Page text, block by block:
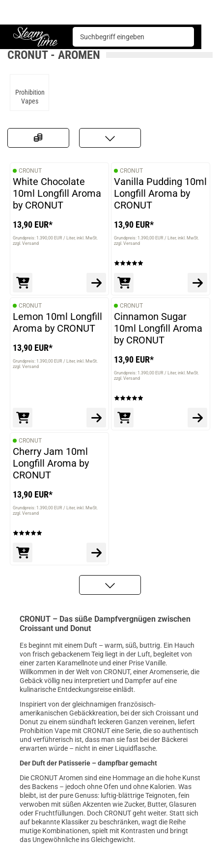
Steam time
Basen & Aromen Aromen Cronut
CRONUT - AROMEN
Prohibition
Vapes
CRONUT
White Chocolate
10ml Longfill Aroma
by CRONUT
13,90 EUR*
Grundpreis: 1.390,00 EUR / Liter inkl. MwSt.
zzgl. Versand
CRONUT
Vanilla Pudding 10ml
Longfill Aroma by
CRONUT
13,90 EUR*
Grundpreis: 1.390,00 EUR / Liter inkl. MwSt.
zzgl. Versand
CRONUT
Lemon 10ml Longfill
Aroma by CRONUT
13,90 EUR*
Grundpreis: 1.390,00 EUR / Liter inkl. MwSt.
zzgl. Versand
CRONUT
Cinnamon Sugar
10ml Longfill Aroma
by CRONUT
13,90 EUR*
Grundpreis: 1.390,00 EUR / Liter inkl. MwSt.
zzgl. Versand
CRONUT
Cherry Jam 10ml
Longfill Aroma by
CRONUT
13,90 EUR*
Grundpreis: 1.390,00 EUR / Liter inkl. MwSt.
zzgl. Versand
CRONUT – Das süße Dampfvergnügen zwischen
Croissant und Donut
Es beginnt mit einem Duft – warm, süß, buttrig. Ein Hauch
von frisch gebackenem Teig liegt in der Luft, begleitet von
einer zarten Karamellnote und einer Prise Vanille.
Willkommen in der Welt von CRONUT, einer Aromenserie, die
Gebäck völlig neu interpretiert und Dampfer auf eine
kulinarische Entdeckungsreise einlädt.
Inspiriert von der gleichnamigen französisch-
amerikanischen Gebäckkreation, bei der sich Croissant und
Donut zu einem sündhaft leckeren Ganzen vereinen, liefert
Prohibition Vape mit CRONUT eine Serie, die so authentisch
und verführerisch ist, dass man sie fast bei der Bäckerei
erwarten würde – nicht in einer Liquidflasche.
Der Duft der Patisserie – dampfbar gemacht
Die CRONUT Aromen sind eine Hommage an die hohe Kunst
des Backens – jedoch ohne Ofen und ohne Kalorien. Was
bleibt, ist der pure Genuss: luftig-blättrige Teignoten, fein
verwoben mit süßen Akzenten wie Zucker, Butter, Glasuren
oder Fruchtfüllungen. Doch CRONUT geht weiter. Statt sich
auf bekannte Klassiker zu beschränken, wagt die Reihe
mutige Kombinationen, spielt mit Kontrasten und bringt
das Ungewöhnliche ins Gleichgewicht.